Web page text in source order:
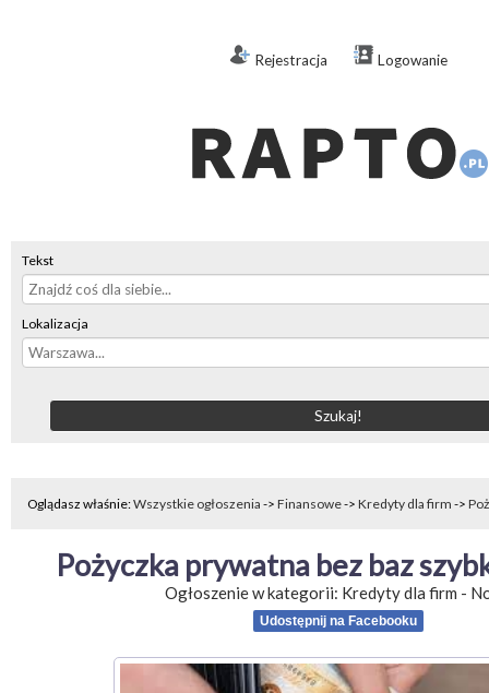
Rejestracja Logowanie
Tekst
Lokalizacja
Oglądasz właśnie:Wszystkie ogłoszenia -> Finansowe-> Kredyty dla firm ->
Pożyczka prywatna bez baz
Ogłoszenie w kategorii: Kredyty dla firm -
Udostępnij na Facebooku